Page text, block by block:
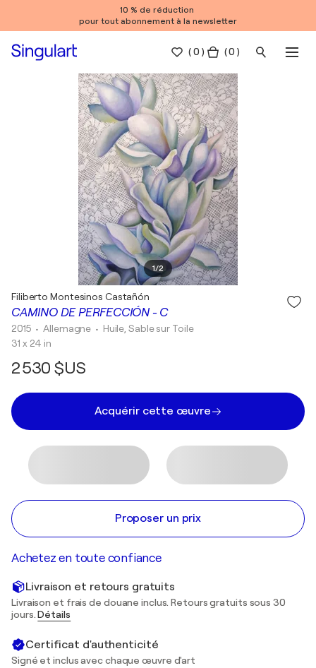
10 % de réduction
pour tout abonnement à la newsletter
(0 ) ( 0 )
1/2
CAMINO DE PERFECCIÓN - C
Filiberto Montesinos Castañón
2015 • Allemagne • Huile, Sable sur Toile
31 x 24 in
2 530 $US
Acquérir cette œuvre
Proposer un prix
Achetez en toute confiance
Livraison et retours gratuits
Livraison et frais de douane inclus. Retours gratuits sous 30
jours.Détails
Certificat d'authenticité
Signé et inclus avec chaque œuvre d'art